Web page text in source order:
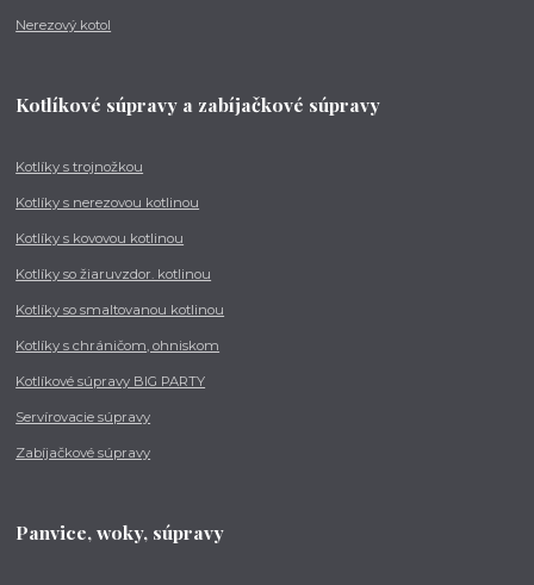
Nerezový kotol
Kotlíkové súpravy a zabíjačkové súpravy
Kotlíky s trojnožkou
Kotlíky s nerezovou kotlinou
Kotlíky s kovovou kotlinou
Kotlíky so žiaruvzdor. kotlinou
Kotlíky so smaltovanou kotlinou
Kotlíky s chráničom, ohniskom
Kotlíkové súpravy BIG PARTY
Servírovacie súpravy
Zabíjačkové súpravy
Panvice, woky, súpravy